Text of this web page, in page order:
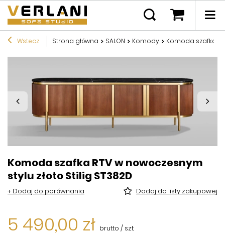
Wstecz Strona główna SALON Komody Komoda szafka
Komoda szafka RTV w nowoczesnym
stylu złoto Stilig ST382D
+ Dodaj do porównania Dodaj do listy zakupowej
5 490,00 zł brutto / szt.